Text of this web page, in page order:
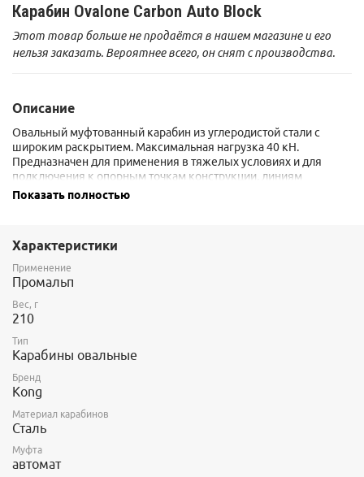
Карабин Ovalone Carbon Auto Block
Этот товар больше не продаётся в нашем магазине и его
нельзя заказать. Вероятнее всего, он снят с производства.
Описание
Овальный муфтованный карабин из углеродистой стали с
широким раскрытием. Максимальная нагрузка 40 кН.
Предназначен для применения в тяжелых условиях и для
подключения к опорным точкам конструкции, линиям
жизнеобеспечения и т. д.
Показать полностью
Характеристики
Применение
Промальп
Вес, г
210
Тип
Карабины овальные
Бренд
Kong
Материал карабинов
Сталь
Муфта
автомат